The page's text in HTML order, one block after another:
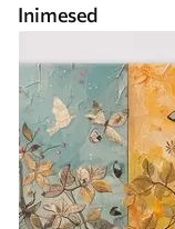
Inimesed